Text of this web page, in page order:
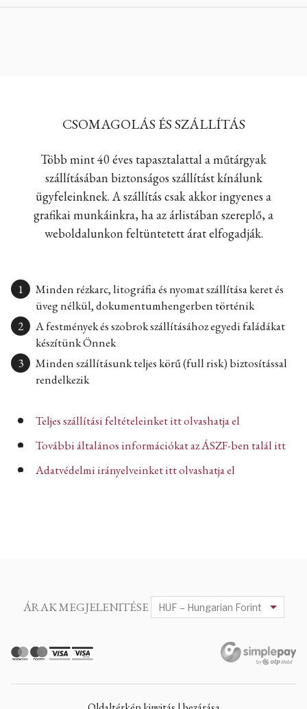
CSOMAGOLÁS ÉS SZÁLLÍTÁS
Több mint 40 éves tapasztalattal a műtárgyak
szállításában biztonságos szállítást kínálunk
ügyfeleinknek. A szállítás csak akkor ingyenes a
grafikai munkáinkra, ha az árlistában szereplő, a
weboldalunkon feltüntetett árat elfogadják.
Minden rézkarc, litográfia és nyomat szállítása keret és
üveg nélkül, dokumentumhengerben történik
A festmények és szobrok szállításához egyedi faládákat
készítünk Önnek
Minden szállításunk teljes körű (full risk) biztosítással
rendelkezik
Teljes szállítási feltételeinket itt olvashatja el
További általános információkat az ÁSZF-ben talál itt
Adatvédelmi irányelveinket itt olvashatja el
ÁRAK MEGJELENITÉSE